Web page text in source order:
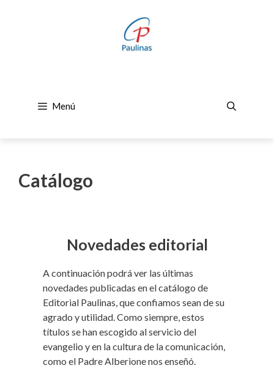
Menú
Catálogo
Novedades editorial
A continuación podrá ver las últimas
novedades publicadas en el catálogo de
Editorial Paulinas, que confiamos sean de su
agrado y utilidad. Como siempre, estos
títulos se han escogido al servicio del
evangelio y en la cultura de la comunicación,
como el Padre Alberione nos enseñó.